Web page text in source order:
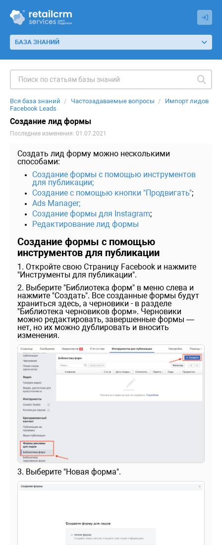
БАЗА ЗНАНИЙ
Вся база знаний Частозадаваемые вопросы
Импорт лидов
Facebook Leads
Создание лид формы
Последние изменения: 01.07.2021
Создать лид форму можно несколькими
способами:
Создание формы с помощью инструментов
для публикации;
Создание с помощью кнопки "Продвигать";
Ads Manager;
Создание формы для Instagram;
Редактирование лид формы
Создание формы с помощью
инструментов для публикации
1. Откройте свою Страницу Facebook и нажмите
"Инструменты для публикации".
2. Выберите "Библиотека форм" в меню слева и
нажмите "Создать". Все созданные формы будут
храниться здесь, а черновики - в разделе
"Библиотека черновиков форм». Черновики
можно редактировать, завершенные формы —
нет, но их можно дублировать и вносить
изменения.
3. Выберите "Новая форма".